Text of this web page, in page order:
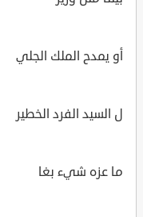
أو يمدح الملك الجلي
ل السيد الفرد الخطير
ما عزه شيء بغا